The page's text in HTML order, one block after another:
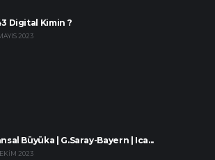
Digital Kimin ?
2023
Büyüka | G.Saray-Bayern | Ica...
2023